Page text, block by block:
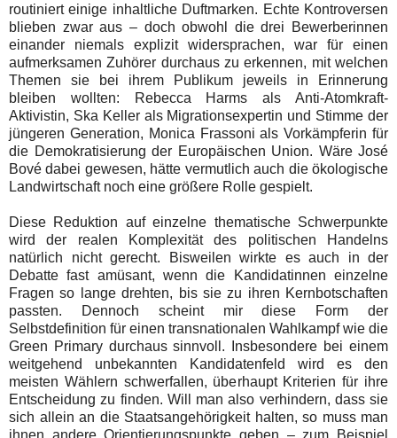
routiniert einige inhaltliche Duftmarken. Echte Kontroversen
blieben zwar aus – doch obwohl die drei Bewerberinnen
einander niemals explizit widersprachen, war für einen
aufmerksamen Zuhörer durchaus zu erkennen, mit welchen
Themen sie bei ihrem Publikum jeweils in Erinnerung
bleiben wollten: Rebecca Harms als Anti-Atomkraft-
Aktivistin, Ska Keller als Migrationsexpertin und Stimme der
jüngeren Generation, Monica Frassoni als Vorkämpferin für
die Demokratisierung der Europäischen Union. Wäre José
Bové dabei gewesen, hätte vermutlich auch die ökologische
Landwirtschaft noch eine größere Rolle gespielt.
Diese Reduktion auf einzelne thematische Schwerpunkte
wird der realen Komplexität des politischen Handelns
natürlich nicht gerecht. Bisweilen wirkte es auch in der
Debatte fast amüsant, wenn die Kandidatinnen einzelne
Fragen so lange drehten, bis sie zu ihren Kernbotschaften
passten. Dennoch scheint mir diese Form der
Selbstdefinition für einen transnationalen Wahlkampf wie die
Green Primary durchaus sinnvoll. Insbesondere bei einem
weitgehend unbekannten Kandidatenfeld wird es den
meisten Wählern schwerfallen, überhaupt Kriterien für ihre
Entscheidung zu finden. Will man also verhindern, dass sie
sich allein an die Staatsangehörigkeit halten, so muss man
ihnen andere Orientierungspunkte geben – zum Beispiel